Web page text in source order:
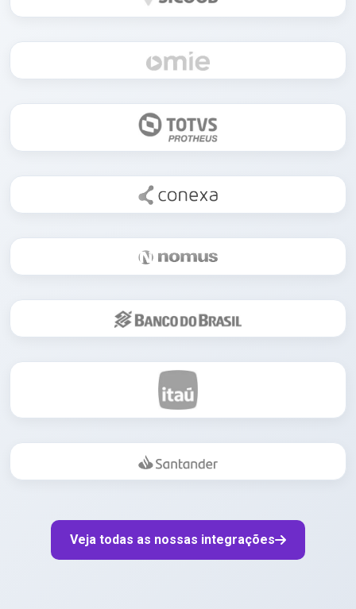
Veja todas as nossas integrações